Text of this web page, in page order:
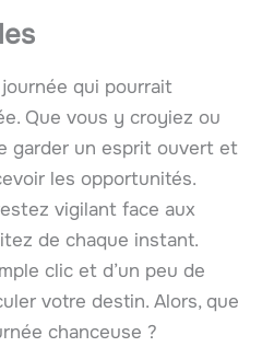
qui pourrait
Que vous y croyiez ou
garder un esprit ouvert et
les opportunités.
vigilant face aux
de chaque instant.
clic et d’un peu de
votre destin. Alors, que
chanceuse ?